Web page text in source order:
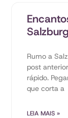
Salzburg
Rumo a
post
rápido.
que corta a
LEIA MAIS »